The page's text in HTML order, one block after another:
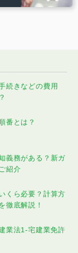
続きなどの費用
番とは？
義務がある？新ガ
紹介
くら必要？計算方
徹底解説！
業法1-宅建業免許